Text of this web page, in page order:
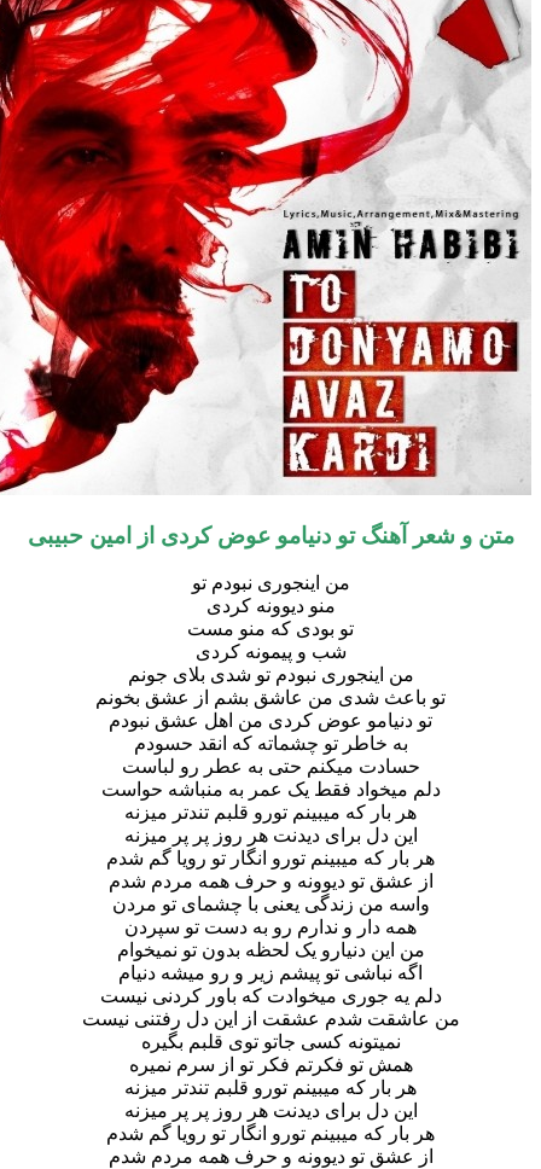
شعر آهنگ تو دنیامو عوض کردی ازامین حبیبی
من اینجوری نبودم تو
منو دیوونه کردی
تو بودی که منو مست
شب و پیمونه کردی
من اینجوری نبودم تو شدی بلای جونم
تو باعث شدی من عاشق بشم از عشق بخونم
تو دنیامو عوض کردی من اهل عشق نبودم
به خاطر تو چشماته که انقد حسودم
حسادت میکنم حتی به عطر رو لباست
دلم میخواد فقط یک عمر به منباشه حواست
هر بار که میبینم تورو قلبم تندتر میزنه
این دل برای دیدنت هر روز پر پر میزنه
هر بار که میبینم تورو انگار تو رویا گم شدم
از عشق تو دیوونه و حرف همه مردم شدم
واسه من زندگی یعنی با چشمای تو مردن
همه دار و ندارم رو به دست تو سپردن
من این دنیارو یک لحظه بدون تو نمیخوام
اگه نباشی تو پیشم زیر و رو میشه دنیام
دلم یه جوری میخوادت که باور کردنی نیست
من عاشقت شدم عشقت از این دل رفتنی نیست
نمیتونه کسی جاتو توی قلبم بگیره
همش تو فکرتم فکر تو از سرم نمیره
هر بار که میبینم تورو قلبم تندتر میزنه
این دل برای دیدنت هر روز پر پر میزنه
هر بار که میبینم تورو انگار تو رویا گم شدم
از عشق تو دیوونه و حرف همه مردم شدم